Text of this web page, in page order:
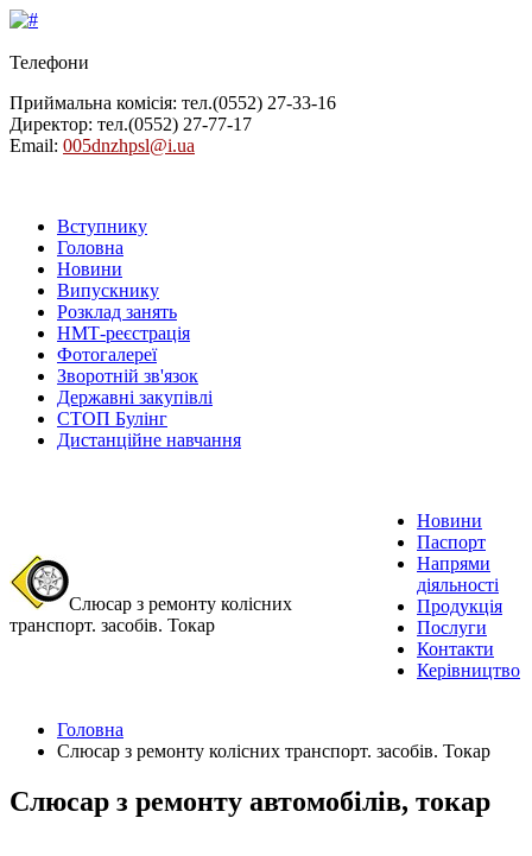
Телефони
Приймальна комісія: тел.(0552) 27-33-16
Директор: тел.(0552) 27-77-17
Email: 005dnzhpsl@i.ua
Вступнику
Головна
Новини
Випускнику
Розклад занять
НМТ-реєстрація
Фотогалереї
Зворотній зв'язок
Державні закупівлі
СТОП Булінг
Дистанційне навчання
Слюсар з ремонту колісних
транспорт. засобів. Токар
Новини
Паспорт
Напрями
діяльності
Продукція
Послуги
Контакти
Керівництво
Головна
Слюсар з ремонту колісних транспорт. засобів. Токар
Слюсар з ремонту автомобілів, токар